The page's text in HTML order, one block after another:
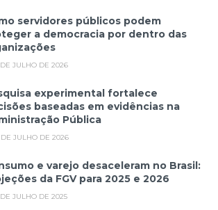
servidores públicos podem
a democracia por dentro das
DE JULHO DE 2026
experimental fortalece
baseadas em evidências na
Pública
DE JULHO DE 2026
e varejo desaceleram no Brasil:
da FGV para 2025 e 2026
DE JULHO DE 2025